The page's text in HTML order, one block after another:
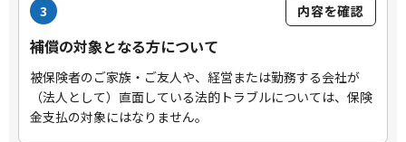
3 内容を確認
補償の対象となる方について
被保険者のご家族・ご友人や、経営または勤務する会社が
（法人として）直面している法的トラブルについては、保険
金支払の対象にはなりません。